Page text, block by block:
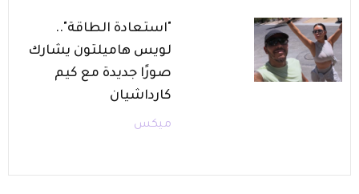
"استعادة الطاقة"..
لويس هاميلتون يشارك
صورًا جديدة مع كيم
كارداشيان
ميكس